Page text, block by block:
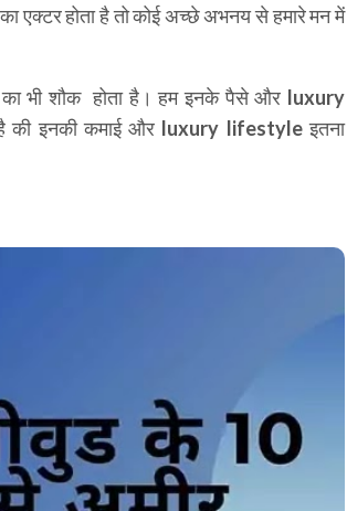
एक्टर होता है तो कोई अच्छे अभनय से हमारे मन में
भी शौक होता है। हम इनके पैसे और luxury
इनकी कमाई और luxury lifestyleइतना